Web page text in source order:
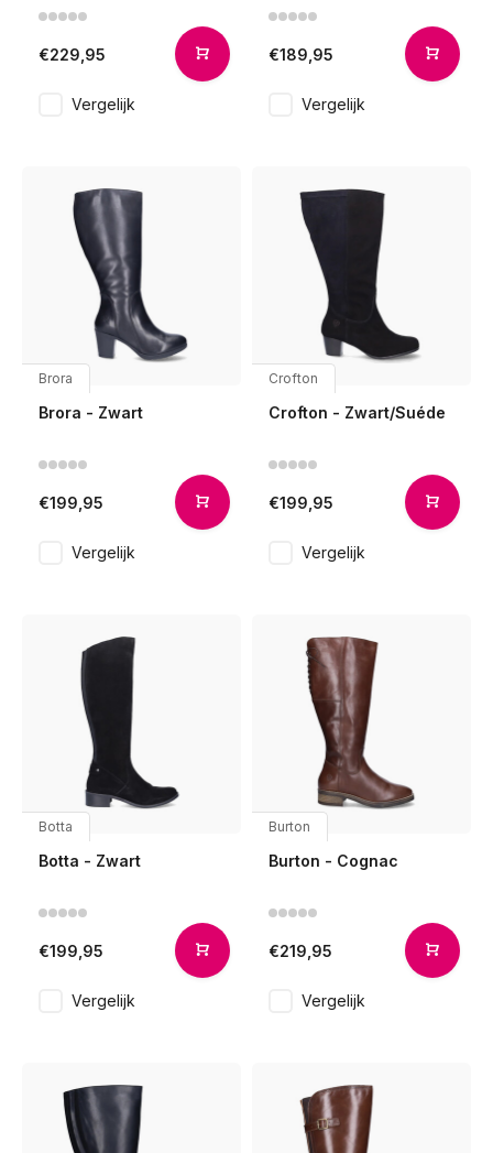
€229,95
Vergelijk
€189,95
Vergelijk
Brora
Brora - Zwart
€199,95
Vergelijk
Crofton
Crofton - Zwart/Suéde
€199,95
Vergelijk
Botta
Botta - Zwart
€199,95
Vergelijk
Burton
Burton - Cognac
€219,95
Vergelijk